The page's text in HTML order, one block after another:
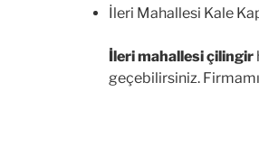
İleri Mahallesi Kale
İleri mahallesi çilingir
geçebilirsiniz.